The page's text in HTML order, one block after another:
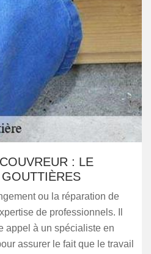
: LE
ou la réparation de
de professionnels. Il
appel à un spécialiste en
assurer le fait que le travail